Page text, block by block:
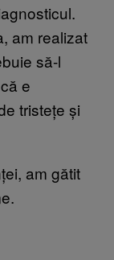
am realizat
să-l
e
tristețe și
am gătit